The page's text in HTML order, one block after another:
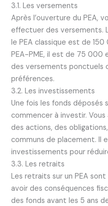
3.1. Les versements
Après l’ouverture du PEA,
effectuer des versements.
le PEA classique est de
PEA-PME, il est de 75 000
des versements ponctuels
préférences.
3.2. Les investissements
Une fois les fonds déposés
commencer à investir.
des actions, des
communs de placement. Il
investissements pour
3.3. Les retraits
Les retraits sur un PEA
avoir des conséquences
des fonds avant les 5 ans